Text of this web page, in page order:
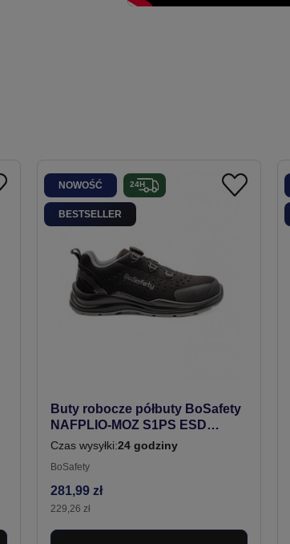
Buty robocze półbuty BoSafety
NAFPLIO-MOZ S1PS ESD
zapięcie boa #Bestseller
Czas wysyłki:24 godziny
BoSafety
281,99 zł
229,26 zł
NOWOŚĆ
BESTSELLER